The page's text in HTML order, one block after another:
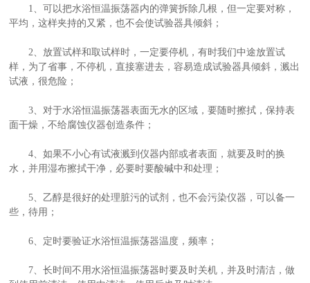
1、可以把水浴恒温振荡器内的弹簧拆除几根，但一定要对称，
平均，这样夹持的又紧，也不会使试验器具倾斜；
2、放置试样和取试样时，一定要停机，有时我们中途放置试
样，为了省事，不停机，直接塞进去，容易造成试验器具倾斜，溅出
试液，很危险；
3、对于水浴恒温振荡器表面无水的区域，要随时擦拭，保持表
面干燥，不给腐蚀仪器创造条件；
4、如果不小心有试液溅到仪器内部或者表面，就要及时的换
水，并用湿布擦拭干净，必要时要酸碱中和处理；
5、乙醇是很好的处理脏污的试剂，也不会污染仪器，可以备一
些，待用；
6、定时要验证水浴恒温振荡器温度，频率；
7、长时间不用水浴恒温振荡器时要及时关机，并及时清洁，做